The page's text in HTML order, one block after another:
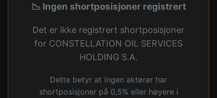
📉 Ingen shortposisjoner registrert
Det er ikke registrert shortposisjoner
for CONSTELLATION OIL SERVICES
HOLDING S.A.
Dette betyr at ingen aktører har
shortposisjoner på 0,5% eller høyere i